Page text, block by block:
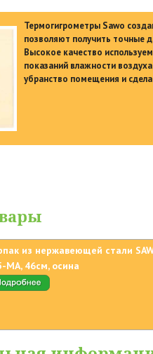
Термогигрометры Sawo
позволяют получить точные
Высокое качество
показаний влажности
убранство помещения и
из нержавеющей стали
MA, 46см, осина